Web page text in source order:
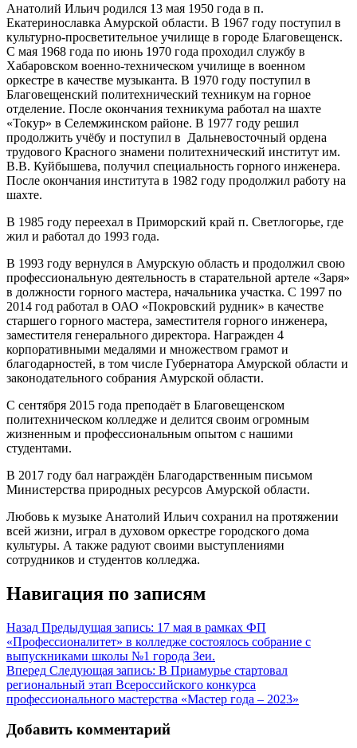
Анатолий Ильич родился 13 мая 1950 года в п.
Екатеринославка Амурской области. В 1967 году поступил в
культурно-просветительное училище в городе Благовещенск.
С мая 1968 года по июнь 1970 года проходил службу в
Хабаровском военно-техническом училище в военном
оркестре в качестве музыканта. В 1970 году поступил в
Благовещенский политехнический техникум на горное
отделение. После окончания техникума работал на шахте
«Токур» в Селемжинском районе. В 1977 году решил
продолжить учёбу и поступил в Дальневосточный ордена
трудового Красного знамени политехнический институт им.
В.В. Куйбышева, получил специальность горного инженера.
После окончания института в 1982 году продолжил работу на
шахте.
В 1985 году переехал в Приморский край п. Светлогорье, где
жил и работал до 1993 года.
В 1993 году вернулся в Амурскую область и продолжил свою
профессиональную деятельность в старательной артеле «Заря»
в должности горного мастера, начальника участка. С 1997 по
2014 год работал в ОАО «Покровский рудник» в качестве
старшего горного мастера, заместителя горного инженера,
заместителя генерального директора. Награжден 4
корпоративными медалями и множеством грамот и
благодарностей, в том числе Губернатора Амурской области и
законодательного собрания Амурской области.
С сентября 2015 года преподаёт в Благовещенском
политехническом колледже и делится своим огромным
жизненным и профессиональным опытом с нашими
студентами.
В 2017 году бал награждён Благодарственным письмом
Министерства природных ресурсов Амурской области.
Любовь к музыке Анатолий Ильич сохранил на протяжении
всей жизни, играл в духовом оркестре городского дома
культуры. А также радуют своими выступлениями
сотрудников и студентов колледжа.
Навигация по записям
Назад Предыдущая запись: 17 мая в рамках ФП
«Профессионалитет» в колледже состоялось собрание с
выпускниками школы №1 города Зеи.
Вперед Следующая запись: В Приамурье стартовал
региональный этап Всероссийского конкурса
профессионального мастерства «Мастер года – 2023»
Добавить комментарий